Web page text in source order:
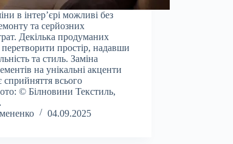
в інтер’єрі можливі без
та серйозних
Декілька продуманих
перетворити простір, надавши
та стиль. Заміна
на унікальні акценти
сприйняття всього
© Білновини Текстиль,
04.09.2025